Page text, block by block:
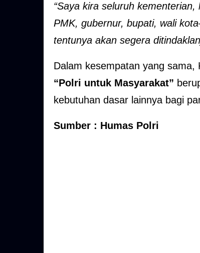
“Saya kira seluruh
PMK, gubernur, bupati, wali
tentunya akan segera
Dalam kesempatan yang sama,
“Polri untuk Masyarakat”
kebutuhan dasar lainnya bagi
Sumber : Humas Polri